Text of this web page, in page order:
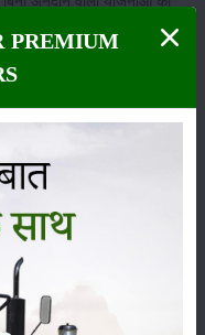
भंडारण
पशुपालन
PREMIUM